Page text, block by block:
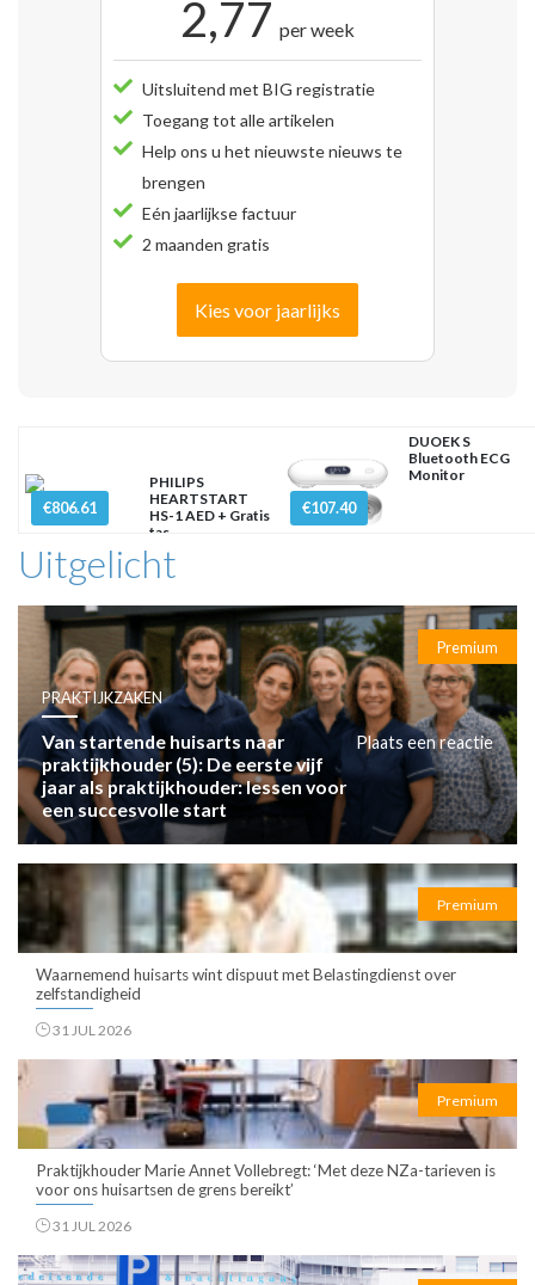
2,77 per week
Uitsluitend met BIG registratie
Toegang tot alle artikelen
Help ons u het nieuwste nieuws te
brengen
Eén jaarlijkse factuur
2 maanden gratis
Kies voor jaarlijks
€806.61
PHILIPS
HEARTSTART
HS-1 AED + Gratis
tas
€107.40
DUOEK S
Bluetooth ECG
Monitor
Uitgelicht
Premium
PRAKTIJKZAKEN
Van startende huisarts naar
praktijkhouder (5): De eerste vijf
jaar als praktijkhouder: lessen voor
een succesvolle start
Plaats een reactie
Premium
Waarnemend huisarts wint dispuut met Belastingdienst over
zelfstandigheid
31 JUL 2026
Premium
Praktijkhouder Marie Annet Vollebregt: ‘Met deze NZa-tarieven is
voor ons huisartsen de grens bereikt’
31 JUL 2026